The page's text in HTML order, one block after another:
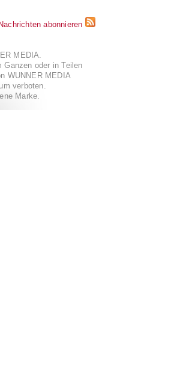
Nachrichten abonnieren
MEDIA.
oder in Teilen
WUNNER MEDIA
verboten.
Marke.